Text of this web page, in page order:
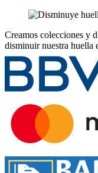
Creamos colecciones y
disminuir nuestra huella